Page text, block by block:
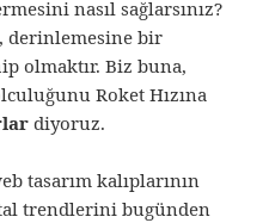
nasıl sağlarsınız?
derinlemesine bir
olmaktır. Biz buna,
Roket Hızına
diyoruz.
tasarım kalıplarının
trendlerini bugünden